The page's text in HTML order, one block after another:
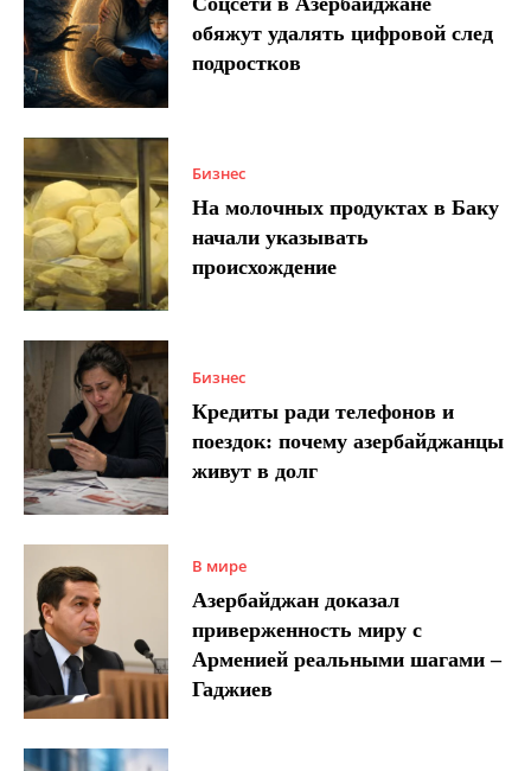
обяжут удалять цифровой след
подростков
Бизнес
На молочных продуктах в Баку
начали указывать
происхождение
Бизнес
Кредиты ради телефонов и
поездок: почему азербайджанцы
живут в долг
В мире
Азербайджан доказал
приверженность миру с
Арменией реальными шагами –
Гаджиев